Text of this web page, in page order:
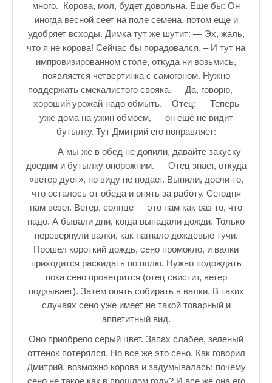
много. Корова, мол, будет довольна. Еще бы: Он
иногда весной сеет на поле семена, потом еще и
удобряет всходы. Димка тут же шутит: — Эх, жаль,
что я не корова! Сейчас бы порадовался. – И тут на
импровизированном столе, откуда ни возьмись,
появляется четвертинка с самогоном. Нужно
поддержать смекалистого свояка. — Да, говорю, —
хороший урожай надо обмыть. – Отец: — Теперь
уже дома на ужин обмоем, — он ещё не видит
бутылку. Тут Дмитрий его поправляет:
— А мы же в обед не допили, давайте закуску
доедим и бутылку опорожним. — Отец знает, откуда
«ветер дует», но виду не подает. Выпили, доели то,
что осталось от обеда и опять за работу. Сегодня
нам везет. Ветер, солнце — это нам как раз то, что
надо. А бывали дни, когда выпадали дожди. Только
перевернули валки, как нагнало дождевые тучи.
Прошел короткий дождь, сено промокло, и валки
приходится раскидать по полю. Нужно подождать
пока сено проветрится (отец свистит, ветер
подзывает). Затем опять собирать в валки. В таких
случаях сено уже имеет не такой товарный и
аппетитный вид.
Оно приобрело серый цвет. Запах слабее, зеленый
оттенок потерялся. Но все же это сено. Как говорил
Дмитрий, возможно корова и задумывалась: почему
сено не такое как в прошлом году? И все же она его